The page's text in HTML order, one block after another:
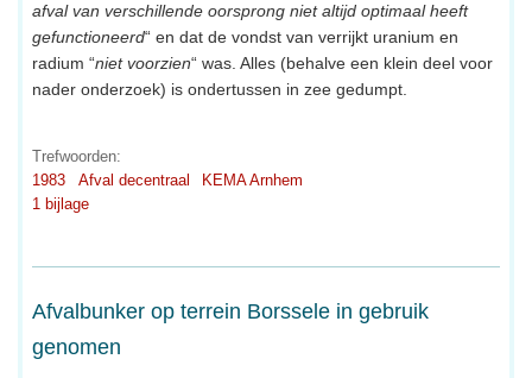
afval van verschillende oorsprong niet altijd optimaal heeft
gefunctioneerd“ en dat de vondst van verrijkt uranium en
radium “niet voorzien“ was. Alles (behalve een klein deel voor
nader onderzoek) is ondertussen in zee gedumpt.
Trefwoorden:
1983
Afval decentraal
KEMA Arnhem
1 bijlage
Afvalbunker op terrein Borssele in gebruik
genomen